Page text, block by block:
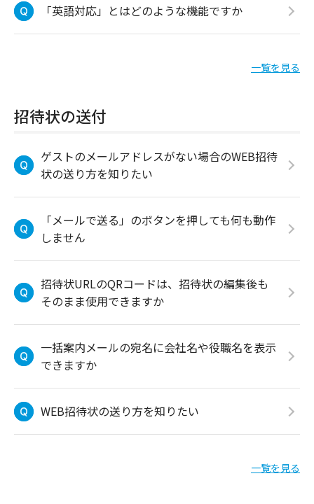
「英語対応」とはどのような機能ですか
一覧を見る
招待状の送付
ゲストのメールアドレスがない場合のWEB招待
状の送り方を知りたい
「メールで送る」のボタンを押しても何も動作
しません
招待状URLのQRコードは、招待状の編集後も
そのまま使用できますか
一括案内メールの宛名に会社名や役職名を表示
できますか
WEB招待状の送り方を知りたい
一覧を見る